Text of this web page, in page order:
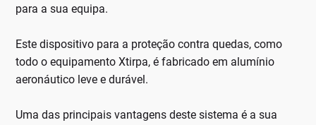
para a sua equipa.
Este dispositivo para a proteção contra quedas, como
todo o equipamento Xtirpa, é fabricado em alumínio
aeronáutico leve e durável.
Uma das principais vantagens deste sistema é a sua